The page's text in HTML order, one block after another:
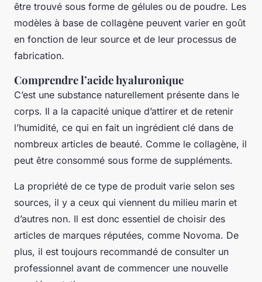
être trouvé sous forme de gélules ou de poudre. Les
modèles à base de collagène peuvent varier en goût
en fonction de leur source et de leur processus de
fabrication.
Comprendre l’acide hyaluronique
C’est une substance naturellement présente dans le
corps. Il a la capacité unique d’attirer et de retenir
l’humidité, ce qui en fait un ingrédient clé dans de
nombreux articles de beauté. Comme le collagène, il
peut être consommé sous forme de suppléments.
La propriété de ce type de produit varie selon ses
sources, il y a ceux qui viennent du milieu marin et
d’autres non. Il est donc essentiel de choisir des
articles de marques réputées, comme Novoma. De
plus, il est toujours recommandé de consulter un
professionnel avant de commencer une nouvelle